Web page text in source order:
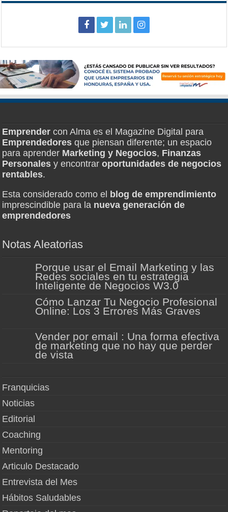
Emprender con Alma es el Magazine Digital para
Emprendedores que piensan diferente; un espacio
para aprender Marketing y Negocios, Finanzas
Personales y encontraroportunidades de negocios
rentables.
Esta considerado como el blog de emprendimiento
imprescindible para la nueva generación de
emprendedores
Notas Aleatorias
Porque usar el Email Marketing y las
Redes sociales en tu estrategia
Inteligente de Negocios W3.0
Cómo Lanzar Tu Negocio Profesional
Online: Los 3 Errores Más Graves
Vender por email : Una forma efectiva
de marketing que no hay que perder
de vista
Franquicias
Noticias
Editorial
Coaching
Mentoring
Articulo Destacado
Entrevista del Mes
Hábitos Saludables